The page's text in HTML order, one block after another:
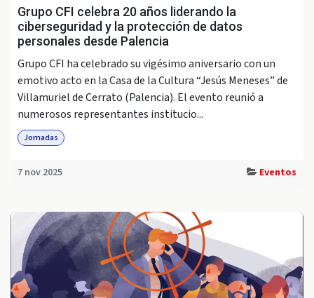
Grupo CFI celebra 20 años liderando la
ciberseguridad y la protección de datos
personales desde Palencia
Grupo CFI ha celebrado su vigésimo aniversario con un
emotivo acto en la Casa de la Cultura “Jesús Meneses” de
Villamuriel de Cerrato (Palencia). El evento reunió a
numerosos representantes institucio...
Jornadas
7 nov 2025 Eventos